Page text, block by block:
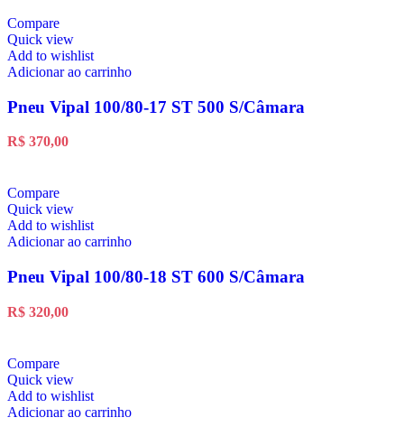
Compare
Quick view
Add to wishlist
Adicionar ao carrinho
Pneu Vipal 100/80-17 ST 500 S/Câmara
R$ 370,00
Compare
Quick view
Add to wishlist
Adicionar ao carrinho
Pneu Vipal 100/80-18 ST 600 S/Câmara
R$ 320,00
Compare
Quick view
Add to wishlist
Adicionar ao carrinho